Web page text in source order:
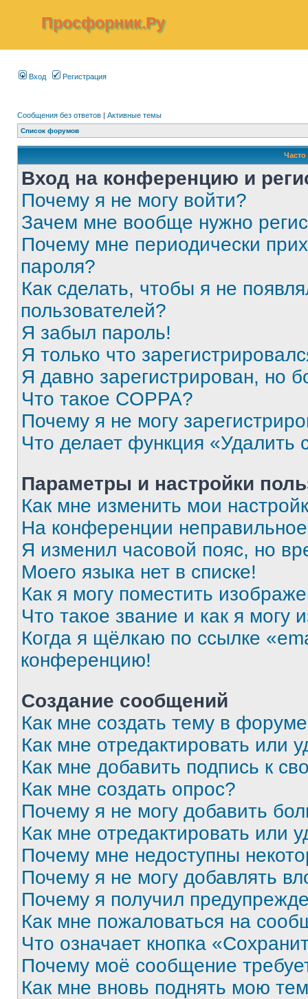
Просфорник.Ру
Вход Регистрация
Сообщения без ответов | Активные темы
Список форумов
Вход на конференцию и
Почему я не могу войти?
Зачем мне вообще нужно
Почему мне периодически
пароля?
Как сделать, чтобы я не
пользователей?
Я забыл пароль!
Я только что
Я давно зарегистрирован, но
Что такое COPPA?
Почему я не могу
Что делает функция «Удалить
Параметры и настройки
Как мне изменить мои
На конференции
Я изменил часовой пояс, но
Моего языка нет в списке!
Как я могу поместить
Что такое звание и как я могу
Когда я щёлкаю по ссылке
конференцию!
Создание сообщений
Как мне создать тему в
Как мне отредактировать или
Как мне добавить подпись к
Как мне создать опрос?
Почему я не могу добавить
Как мне отредактировать или
Почему мне недоступны
Почему я не могу добавлять
Почему я получил
Как мне пожаловаться на
Что означает кнопка
Почему моё сообщение
Как мне вновь поднять мою